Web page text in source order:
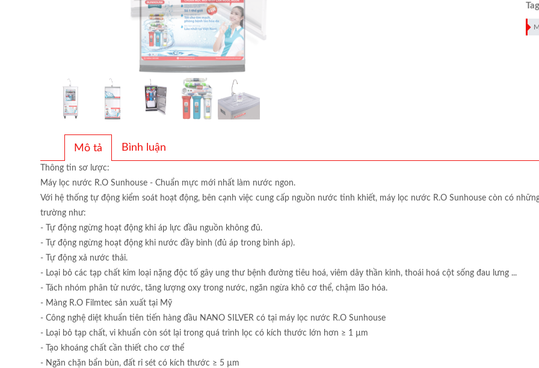
Mô tả Bình luận
Thông tin sơ lược:
Máy lọc nước R.O Sunhouse - Chuẩn mực mới nhất làm nước ngon.
Với hệ thống tự động kiểm soát hoạt động, bên cạnh việc cung cấp nguồn nước tinh khiết, máy lọc nước R.O Sunhouse còn có
trường như:
- Tự động ngừng hoạt động khi áp lực đầu nguồn không đủ.
- Tự động ngừng hoạt động khi nước đầy bình (đủ áp trong bình áp).
- Tự động xả nước thải.
- Loại bỏ các tạp chất kim loại nặng độc tố gây ung thư bệnh đường tiêu hoá, viêm dây thần kinh, thoái hoá cột sống đau lưng ...
- Tách nhóm phân tử nước, tăng lượng oxy trong nước, ngăn ngừa khô cơ thể, chậm lão hóa.
- Màng R.O Filmtec sản xuất tại Mỹ
- Công nghệ diệt khuẩn tiên tiến hàng đầu NANO SILVER có tại máy lọc nước R.O Sunhouse
- Loại bỏ tạp chất, vi khuẩn còn sót lại trong quá trình lọc có kích thước lớn hơn ≥ 1 µm
- Tạo khoáng chất cần thiết cho cơ thể
- Ngăn chặn bẩn bùn, đất rỉ sét có kích thước ≥ 5 µm